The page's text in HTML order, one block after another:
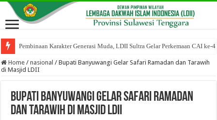
Pembinaan Karakter Generasi Muda, LDII Sultra Gelar Perkemaan CAI ke-
Home / nasional / Bupati Banyuwangi Gelar Safari Ramadan dan Tarawih
di Masjid LDII
Bupati Banyuwangi Gelar Safari Ramadan
dan Tarawih di Masjid LDII